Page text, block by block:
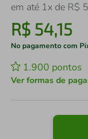
em até 1x de R$
R$ 54,15
No pagamento com
1.900 pontos
Ver formas de